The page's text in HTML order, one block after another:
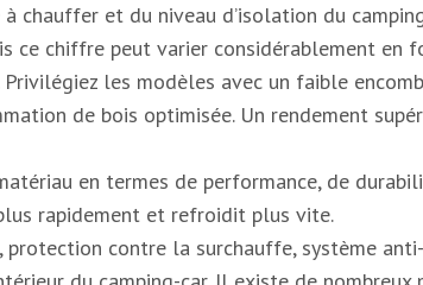
chauffer et du niveau d’isolation du
ce chiffre peut varier considérablement en
les modèles avec un faible
de bois optimisée. Un rendement
en termes de performance, de
rapidement et refroidit plus vite.
contre la surchauffe, système